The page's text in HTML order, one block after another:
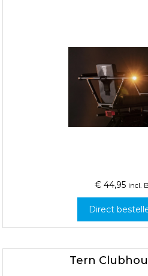
€ 44,95 incl.
Direct
Tern